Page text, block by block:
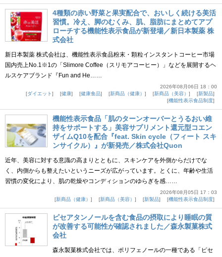
4種類の赤い野菜と果実配合で、おいしく続ける美活
習慣。冷え、脚のむくみ、肌、脂肪にまとめてアプ
ローチする機能性表示食品が新登場／新日本製薬 株
式会社
新日本製薬 株式会社は、機能性表示食品粉末・顆粒インスタントコーヒー市場
国内売上No.1※1の「Slimore Coffee（スリモアコーヒー）」などを展開するヘ
ルスケアブランド『Fun and He……
2026年08月06日 18：00
ダイエット
健康 健康食品 新商品（健康） 新商品（美容）
新製品
機能性表示食品制度
機能性表示食品「肌のターンオーバーとうるおい維
持をサポートする」美容サプリメント還元型コエン
ザイムQ10を配合『feat. Skin cycle（フィート スキ
ンサイクル）』が新発売／株式会社Quon
近年、美容に対する意識の高まりとともに、スキンケアを外側からだけでな
く、内側からも整えたいというニーズが広がっています。とくに、年齢や生活
習慣の変化により、肌の乾燥やコンディションのゆらぎを感……
2026年08月05日 17：03
新商品（健康）
新商品（美容） 新製品 機能性表示食品制度
ピセアタンノールを含む食品の摂取により睡眠の質
が改善する可能性が確認されました／森永製菓株式
会社
森永製菓株式会社では、ポリフェノールの一種である「ピセ